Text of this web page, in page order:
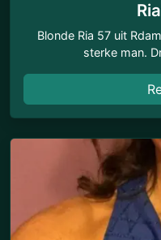
Blonde Ria 57 uit
sterke man.